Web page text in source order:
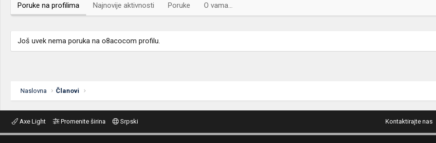
Poruke na profilima Najnovije aktivnosti Poruke O vama...
Još uvek nema poruka na o8acocom profilu.
Naslovna Članovi
Axe Light Promenite širina Srpski Kontaktirajte nas